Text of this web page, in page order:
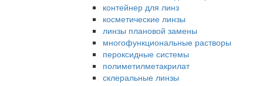
контейнер для линз
косметические линзы
линзы плановой замены
многофункциональные растворы
пероксидные системы
полиметилметакрилат
склеральные линзы